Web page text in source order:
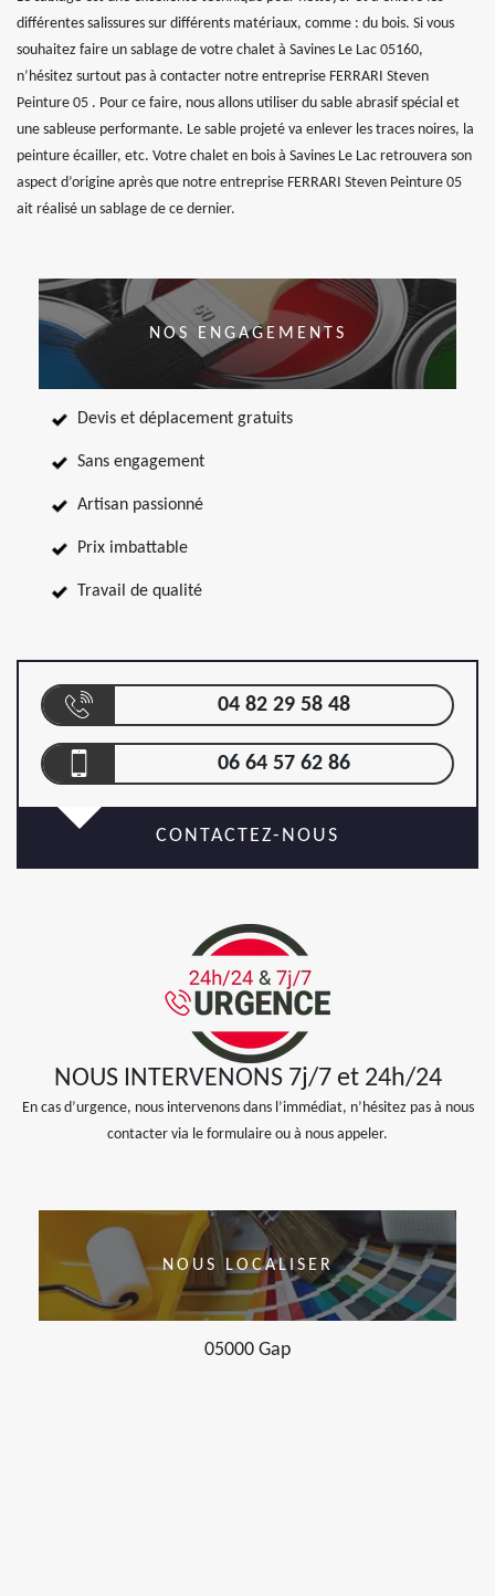
différentes salissures sur différents matériaux, comme : du bois. Si vous
souhaitez faire un sablage de votre chalet à Savines Le Lac 05160,
n’hésitez surtout pas à contacter notre entreprise FERRARI Steven
Peinture 05 . Pour ce faire, nous allons utiliser du sable abrasif spécial et
une sableuse performante. Le sable projeté va enlever les traces noires, la
peinture écailler, etc. Votre chalet en bois à Savines Le Lac retrouvera son
aspect d’origine après que notre entreprise FERRARI Steven Peinture 05
ait réalisé un sablage de ce dernier.
NOS ENGAGEMENTS
Devis et déplacement gratuits
Sans engagement
Artisan passionné
Prix imbattable
Travail de qualité
04 82 29 58 48
06 64 57 62 86
CONTACTEZ-NOUS
NOUS INTERVENONS 7j/7 et 24h/24
En cas d’urgence, nous intervenons dans l’immédiat, n’hésitez pas à nous
contacter via le formulaire ou à nous appeler.
NOUS LOCALISER
05000 Gap